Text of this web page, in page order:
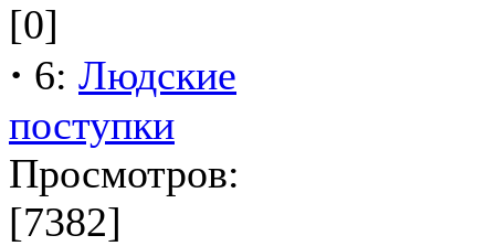
[0]
· 6: Людские
поступки
Просмотров:
[7382]